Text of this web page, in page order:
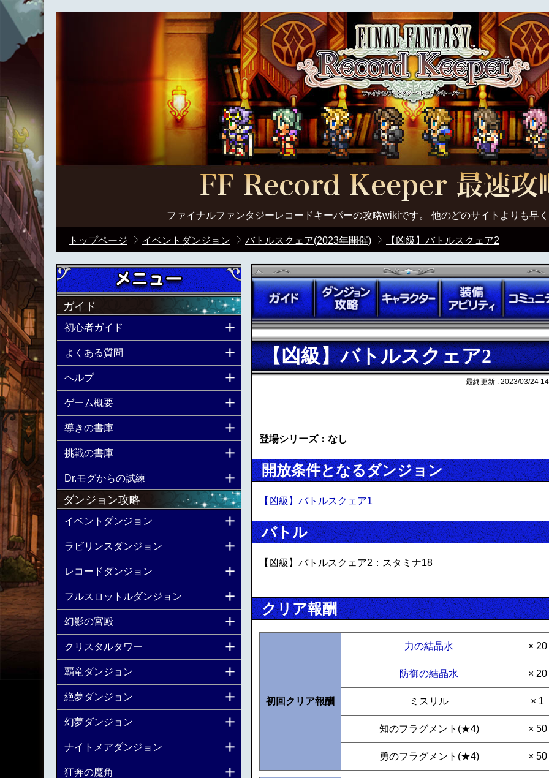
ファイナルファンタジーレコードキーパーの攻略wikiです。 他のどのサイトよりも早
トップページ イベントダンジョン バトルスクェア(2023年開催) 【凶級】バトルスクェア2
【凶級】バトルスクェア2
最終更新 : 2023/03/24
登場シリーズ：なし
開放条件となるダンジョン
【凶級】バトルスクェア1
バトル
【凶級】バトルスクェア2：スタミナ18
クリア報酬
初回クリア報酬
力の結晶水 × 20
防御の結晶水 × 20
ミスリル × 1
知のフラグメント(★4) × 50
勇のフラグメント(★4) × 50
ガイド
初心者ガイド
よくある質問
ヘルプ
ゲーム概要
導きの書庫
挑戦の書庫
Dr.モグからの試練
ダンジョン攻略
イベントダンジョン
ラビリンスダンジョン
レコードダンジョン
フルスロットルダンジョン
幻影の宮殿
クリスタルタワー
覇竜ダンジョン
絶夢ダンジョン
幻夢ダンジョン
ナイトメアダンジョン
狂奔の魔角